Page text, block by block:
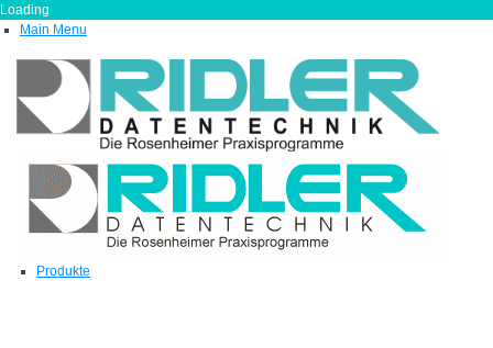
Loading
Main Menu
Produkte